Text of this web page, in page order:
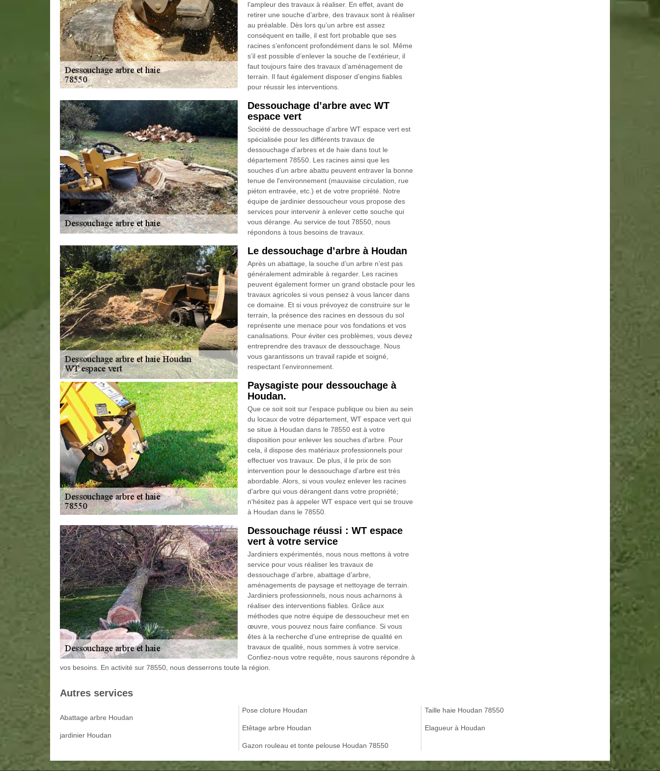
l’ampleur des travaux à réaliser. En effet, avant de
retirer une souche d’arbre, des travaux sont à réaliser
au préalable. Dès lors qu’un arbre est assez
conséquent en taille, il est fort probable que ses
racines s’enfoncent profondément dans le sol. Même
s’il est possible d’enlever la souche de l’extérieur, il
faut toujours faire des travaux d’aménagement de
terrain. Il faut également disposer d’engins fiables
pour réussir les interventions.
Dessouchage d’arbre avec WT
espace vert
Société de dessouchage d’arbre WT espace vert est
spécialisée pour les différents travaux de
dessouchage d’arbres et de haie dans tout le
département 78550. Les racines ainsi que les
souches d’un arbre abattu peuvent entraver la bonne
tenue de l'environnement (mauvaise circulation, rue
piéton entravée, etc.) et de votre propriété. Notre
équipe de jardinier dessoucheur vous propose des
services pour intervenir à enlever cette souche qui
vous dérange. Au service de tout 78550, nous
répondons à tous besoins de travaux.
Le dessouchage d’arbre à Houdan
Après un abattage, la souche d’un arbre n’est pas
généralement admirable à regarder. Les racines
peuvent également former un grand obstacle pour les
travaux agricoles si vous pensez à vous lancer dans
ce domaine. Et si vous prévoyez de construire sur le
terrain, la présence des racines en dessous du sol
représente une menace pour vos fondations et vos
canalisations. Pour éviter ces problèmes, vous devez
entreprendre des travaux de dessouchage. Nous
vous garantissons un travail rapide et soigné,
respectant l’environnement.
Paysagiste pour dessouchage à
Houdan.
Que ce soit soit sur l'espace publique ou bien au sein
du locaux de votre département, WT espace vert qui
se situe à Houdan dans le 78550 est à votre
disposition pour enlever les souches d'arbre. Pour
cela, il dispose des matériaux professionnels pour
effectuer vos travaux. De plus, il le prix de son
intervention pour le dessouchage d'arbre est très
abordable. Alors, si vous voulez enlever les racines
d'arbre qui vous dérangent dans votre propriété;
n'hésitez pas à appeler WT espace vert qui se trouve
à Houdan dans le 78550.
Dessouchage réussi : WT espace
vert à votre service
Jardiniers expérimentés, nous nous mettons à votre
service pour vous réaliser les travaux de
dessouchage d’arbre, abattage d’arbre,
aménagements de paysage et nettoyage de terrain.
Jardiniers professionnels, nous nous acharnons à
réaliser des interventions fiables. Grâce aux
méthodes que notre équipe de dessoucheur met en
œuvre, vous pouvez nous faire confiance. Si vous
êtes à la recherche d'une entreprise de qualité en
travaux de qualité, nous sommes à votre service.
Confiez-nous votre requête, nous saurons répondre à
vos besoins. En activité sur 78550, nous desserrons toute la région.
Autres services
Abattage arbre Houdan
jardinier Houdan
Pose cloture Houdan
Etêtage arbre Houdan
Gazon rouleau et tonte pelouse Houdan 78550
Taille haie Houdan 78550
Elagueur à Houdan